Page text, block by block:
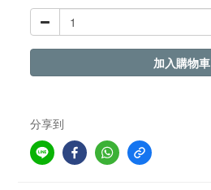
加入購物車
分享到